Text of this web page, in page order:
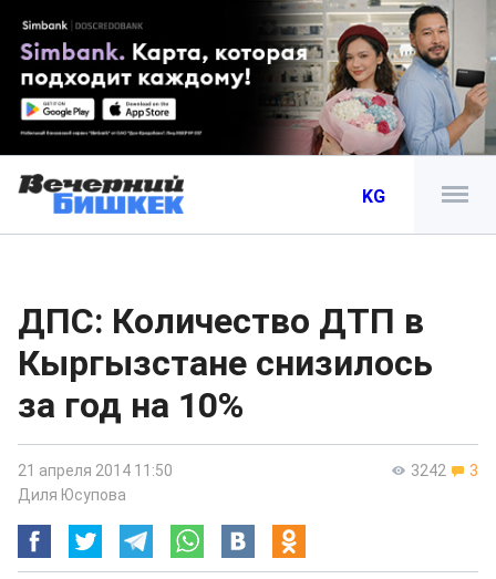
KG
ДПС: Количество ДТП в
Кыргызстане снизилось
за год на 10%
3242 3
21 апреля 2014 11:50
Диля Юсупова